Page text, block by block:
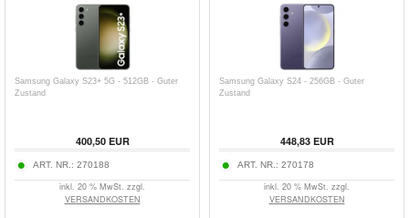
Samsung Galaxy S23+ 5G - 512GB - Guter
Zustand
400,50EUR
ART. NR.: 270188
inkl. 20 % MwSt. zzgl.
VERSANDKOSTEN
Samsung Galaxy S24 - 256GB - Guter
Zustand
448,83EUR
ART. NR.: 270178
inkl. 20 % MwSt. zzgl.
VERSANDKOSTEN